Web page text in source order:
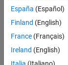
España (Español)
Finland (English)
France (Français)
Ireland (English)
© 1994-2026